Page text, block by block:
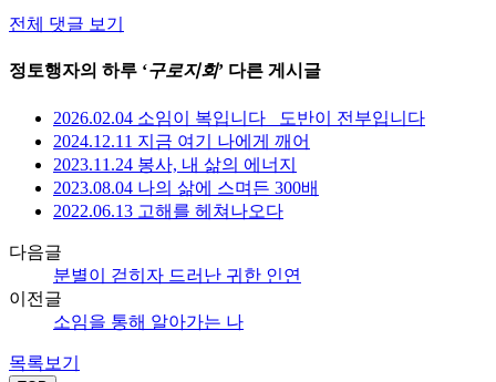
전체 댓글 보기
정토행자의 하루 ‘구로지회’ 다른 게시글
2026.02.04 소임이 복입니다_ 도반이 전부입니다
2024.12.11 지금 여기 나에게 깨어
2023.11.24 봉사, 내 삶의 에너지
2023.08.04 나의 삶에 스며든 300배
2022.06.13 고해를 헤쳐나오다
다음글
분별이 걷히자 드러난 귀한 인연
이전글
소임을 통해 알아가는 나
목록보기